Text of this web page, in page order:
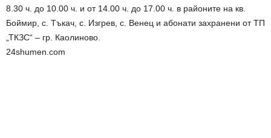
8.30 ч. до 10.00 ч. и от 14.00 ч. до 17.00 ч. в районите на кв.
Боймир, с. Тъкач, с. Изгрев, с. Венец и абонати захранени от ТП
„ТКЗС“ – гр. Каолиново.
24shumen.com